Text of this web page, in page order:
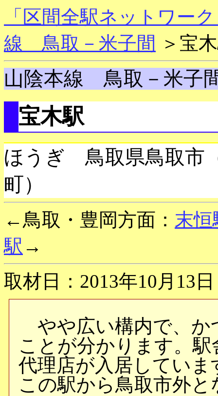
「区間全駅ネットワー
線 鳥取－米子間 ＞宝
山陰本線 鳥取－米子
宝木駅
ほうぎ 鳥取県鳥取市
町）
←鳥取・豊岡方面： 末恒
駅 →
取材日：2013年10月13日
やや広い構内で、か
ことが分かります。
代理店が入居してい
この駅から鳥取市外